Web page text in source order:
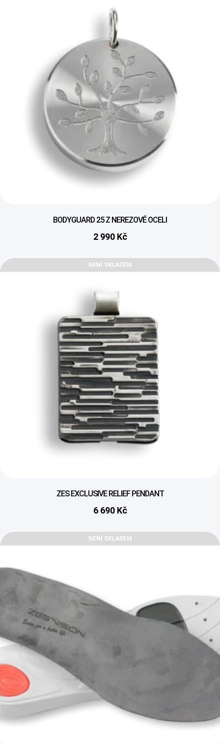
BODYGUARD 25 Z NEREZOVÉ OCELI
2 990 Kč
NENÍ SKLADEM
ZES EXCLUSIVE RELIEF PENDANT
6 690 Kč
NENÍ SKLADEM